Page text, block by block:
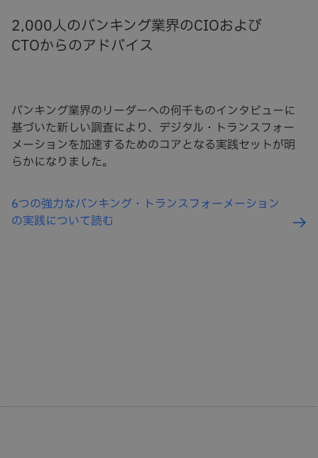
2,000人のバンキング業界のCIOおよび
CTOからのアドバイス
バンキング業界のリーダーへの何千ものインタビューに
基づいた新しい調査により、デジタル・トランスフォー
メーションを加速するためのコアとなる実践セットが明
らかになりました。
6つの強力なバンキング・トランスフォーメーション
の実践について読む